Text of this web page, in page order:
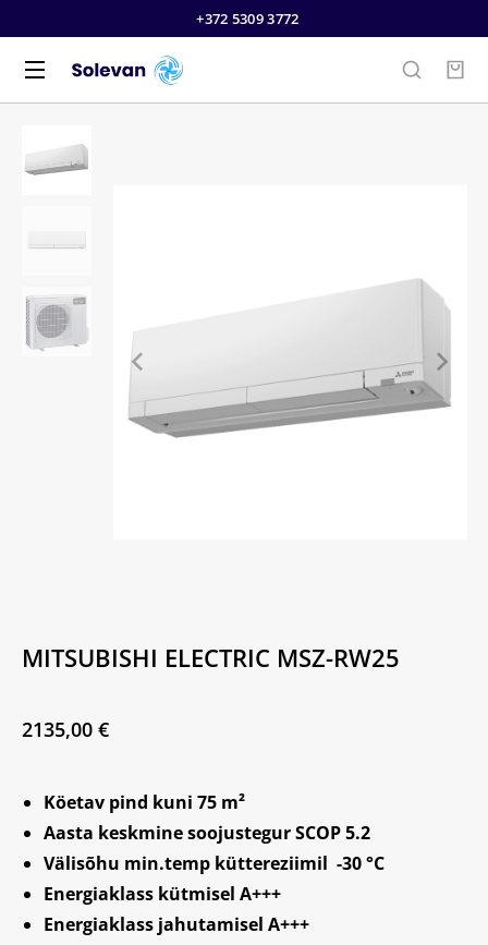
+372 5309 3772
MITSUBISHI ELECTRIC MSZ-RW25
2135,00 €
Köetav pind kuni 75 m²
Aasta keskmine soojustegur SCOP 5.2
Välisõhu min.temp küttereziimil -30 °C
Energiaklass kütmisel A+++
Energiaklass jahutamisel A+++